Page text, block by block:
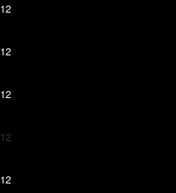
12
12
12
12
12